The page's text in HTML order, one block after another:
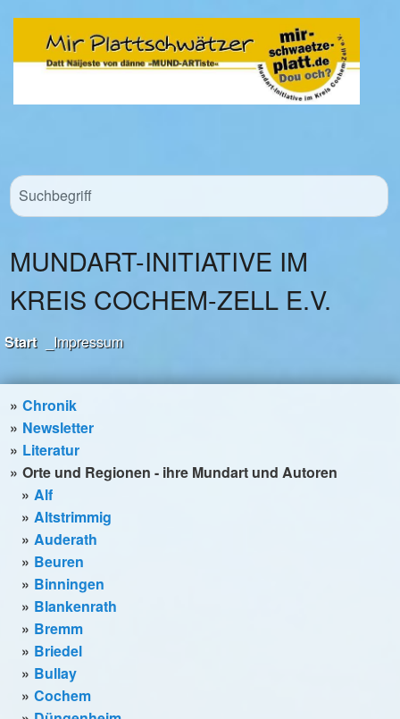
MUNDART-INITIATIVE IM
KREIS COCHEM-ZELL E.V.
Start _Impressum
Chronik
Newsletter
Literatur
Orte und Regionen - ihre Mundart und Autoren
Alf
Altstrimmig
Auderath
Beuren
Binningen
Blankenrath
Bremm
Briedel
Bullay
Cochem